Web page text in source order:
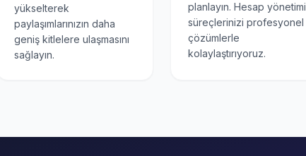
yükselterek
paylaşımlarınızın daha
geniş kitlelere ulaşmasını
sağlayın.
planlayın. Hesap yönetimi
süreçlerinizi profesyonel
çözümlerle
kolaylaştırıyoruz.